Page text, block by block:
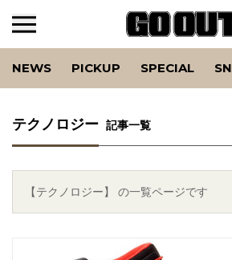
NEWS PICKUP SPECIAL
テクノロジー 記事一覧
【テクノロジー】 の一覧ページです